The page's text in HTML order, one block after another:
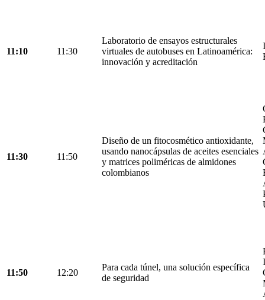
11:10 11:30
Laboratorio de ensayos estructurales
virtuales de autobuses en Latinoamérica:
innovación y acreditación
11:30 11:50
Diseño de un fitocosmético antioxidante,
usando nanocápsulas de aceites esenciales
y matrices poliméricas de almidones
colombianos
11:50 12:20
Para cada túnel, una solución específica
de seguridad